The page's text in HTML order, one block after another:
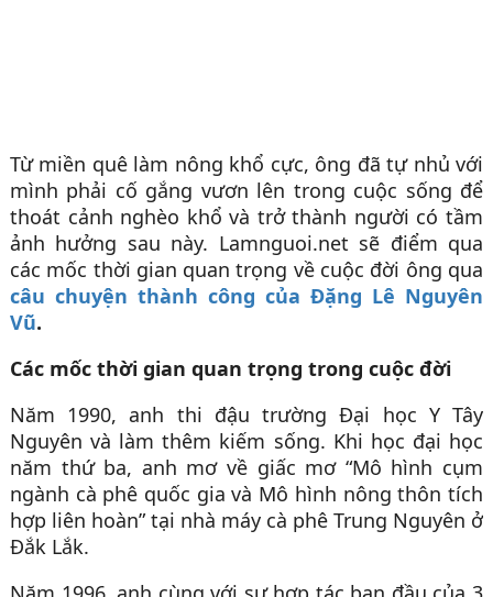
Từ miền quê làm nông khổ cực, ông đã tự nhủ với
mình phải cố gắng vươn lên trong cuộc sống để
thoát cảnh nghèo khổ và trở thành người có tầm
ảnh hưởng sau này. Lamnguoi.net sẽ điểm qua
các mốc thời gian quan trọng về cuộc đời ông qua
câu chuyện thành công của Đặng Lê Nguyên
Vũ.
Các mốc thời gian quan trọng trong cuộc đời
Năm 1990, anh thi đậu trường Đại học Y Tây
Nguyên và làm thêm kiếm sống. Khi học đại học
năm thứ ba, anh mơ về giấc mơ “Mô hình cụm
ngành cà phê quốc gia và Mô hình nông thôn tích
hợp liên hoàn” tại nhà máy cà phê Trung Nguyên ở
Đắk Lắk.